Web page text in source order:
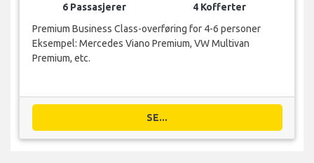
6 Passasjerer
4 Kofferter
Premium Business Class-overføring for 4-6 personer
Eksempel: Mercedes Viano Premium, VW Multivan
Premium, etc.
SE...